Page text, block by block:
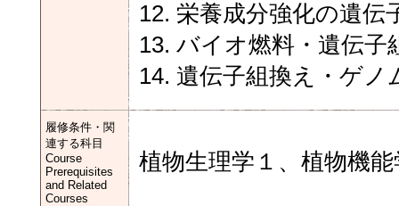
12. 栄養成分強化の遺伝
13. バイオ燃料・遺伝子
14. 遺伝子組換え・ゲノ
履修条件・関
連する科目
Course
Prerequisites
and Related
Courses
植物生理学１、植物機能